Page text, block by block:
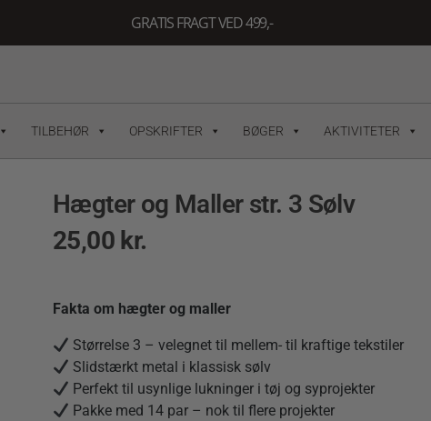
GRATIS FRAGT VED 499,-
TILBEHØR OPSKRIFTER BØGER AKTIVITETER
Hægter og Maller str. 3 Sølv
25,00 kr.
Fakta om hægter og maller
Størrelse 3 – velegnet til mellem- til kraftige tekstiler
Slidstærkt metal i klassisk sølv
Perfekt til usynlige lukninger i tøj og syprojekter
Pakke med 14 par – nok til flere projekter